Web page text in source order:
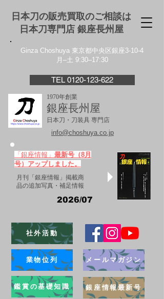
日本刀の販売買取のご相談は
日本刀専門店 銀座⻑州屋
Ginza Choshuya 東京都中央区銀座3-10-4
月–土 9:30–17:30
TEL 0120-123-622
1970年創業
銀座長州屋
日本刀・刀装具 専門店
info@choshuya.co.jp
「銀座情報」 最新号（8月
号）アップしました。
月刊「銀座情報」掲載商
品の追加写真・補足情報
2026/07
社外活動
業物位列
鑑賞の基礎知識
メールマガジン
銀座情報最新号